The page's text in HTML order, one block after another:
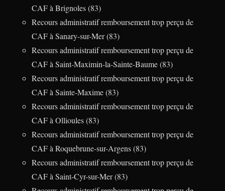
CAF à Brignoles (83)
Recours administratif remboursement trop perçu de
CAF à Sanary-sur-Mer (83)
Recours administratif remboursement trop perçu de
CAF à Saint-Maximin-la-Sainte-Baume (83)
Recours administratif remboursement trop perçu de
CAF à Sainte-Maxime (83)
Recours administratif remboursement trop perçu de
CAF à Ollioules (83)
Recours administratif remboursement trop perçu de
CAF à Roquebrune-sur-Argens (83)
Recours administratif remboursement trop perçu de
CAF à Saint-Cyr-sur-Mer (83)